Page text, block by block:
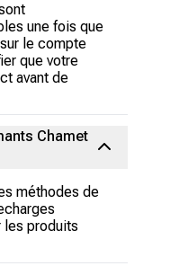
une fois que
le compte
que votre
avant de
Chamet
méthodes de
les produits